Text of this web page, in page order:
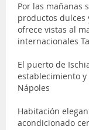
Por las mañanas
productos dulces
ofrece vistas al
internacionales
El puerto de
establecimiento y
Nápoles
Habitación
acondicionado